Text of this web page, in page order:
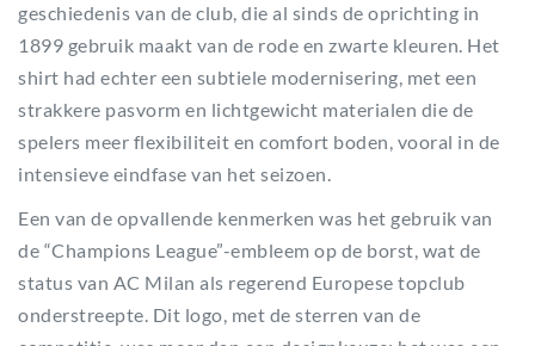
geschiedenis van de club, die al sinds de oprichting in
1899 gebruik maakt van de rode en zwarte kleuren. Het
shirt had echter een subtiele modernisering, met een
strakkere pasvorm en lichtgewicht materialen die de
spelers meer flexibiliteit en comfort boden, vooral in de
intensieve eindfase van het seizoen.
Een van de opvallende kenmerken was het gebruik van
de “Champions League”-embleem op de borst, wat de
status van AC Milan als regerend Europese topclub
onderstreepte. Dit logo, met de sterren van de